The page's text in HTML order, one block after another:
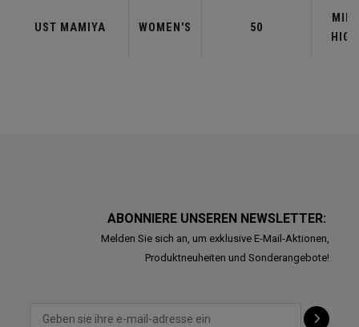
UST MAMIYA WOMEN'S 50
MID-
HIGH
ABONNIERE UNSEREN NEWSLETTER:
Melden Sie sich an, um exklusive E-Mail-Aktionen,
Produktneuheiten und Sonderangebote!